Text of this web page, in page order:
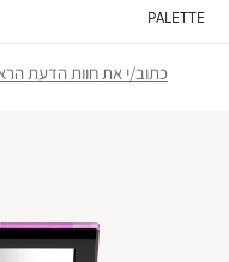
PALETTE
כתוב/י את חוות הדעת